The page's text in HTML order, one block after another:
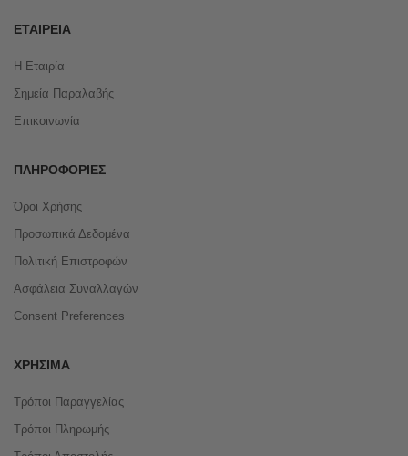
ΕΤΑΙΡΕΊΑ
Η Εταιρία
Σημεία Παραλαβής
Επικοινωνία
ΠΛΗΡΟΦΟΡΊΕΣ
Όροι Χρήσης
Προσωπικά Δεδομένα
Πολιτική Επιστροφών
Ασφάλεια Συναλλαγών
Consent Preferences
ΧΡΉΣΙΜΑ
Τρόποι Παραγγελίας
Τρόποι Πληρωμής